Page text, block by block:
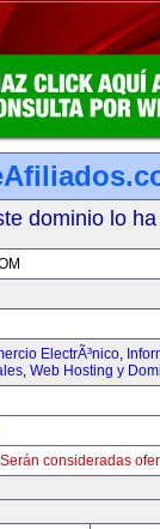
dominio lo
ElectrÃ³nico,
, Web Hosting y
Serán consideradas